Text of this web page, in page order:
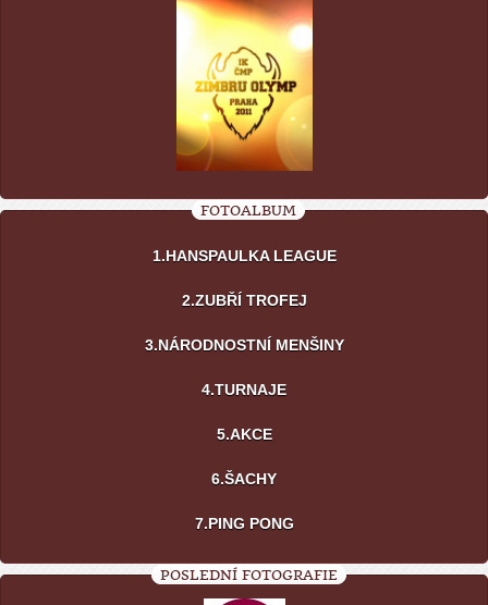
FOTOALBUM
1.HANSPAULKA LEAGUE
2.ZUBŘÍ TROFEJ
3.NÁRODNOSTNÍ MENŠINY
4.TURNAJE
5.AKCE
6.ŠACHY
7.PING PONG
POSLEDNÍ FOTOGRAFIE